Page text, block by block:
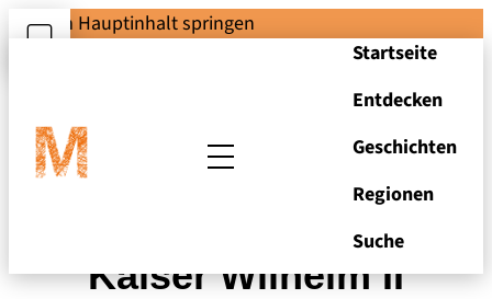
Zum Hauptinhalt springen
Startseite
Entdecken
Geschichten
Regionen
Suche
St. Katharinenkirche,
Kaiser Wilhelm II